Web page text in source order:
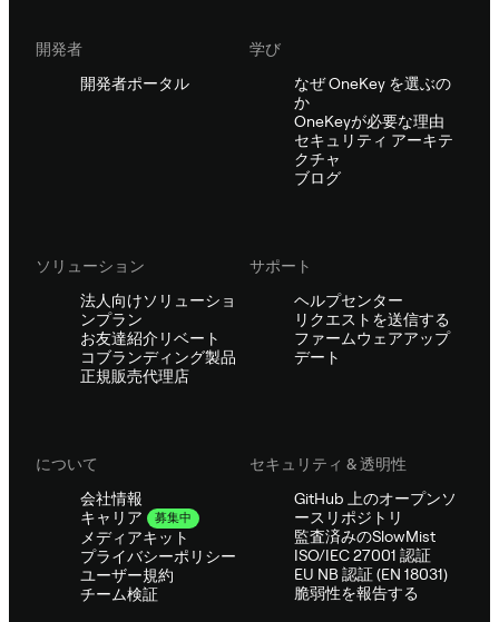
開発者
開発者ポータル
学び
なぜ OneKey を選ぶの
か
OneKeyが必要な理由
セキュリティ アーキテ
クチャ
ブログ
ソリューション
法人向けソリューショ
ンプラン
お友達紹介リベート
コブランディング製品
正規販売代理店
サポート
ヘルプセンター
リクエストを送信する
ファームウェアアップ
デート
について
会社情報
キャリア
募集中
メディアキット
プライバシーポリシー
ユーザー規約
チーム検証
セキュリティ & 透明性
GitHub 上のオープンソ
ースリポジトリ
監査済みのSlowMist
ISO/IEC 27001 認証
EU NB 認証 (EN 18031)
脆弱性を報告する